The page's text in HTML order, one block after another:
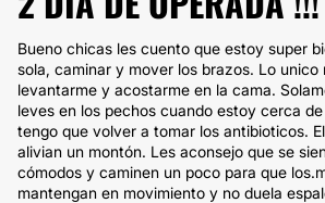
Bueno chicas les cuento que estoy super
sola, caminar y mover los brazos. Lo unico
levantarme y acostarme en la cama.
leves en los pechos cuando estoy cerca
tengo que volver a tomar los antibioticos.
alivian un montón. Les aconsejo que se
cómodos y caminen un poco para que
mantengan en movimiento y no duela